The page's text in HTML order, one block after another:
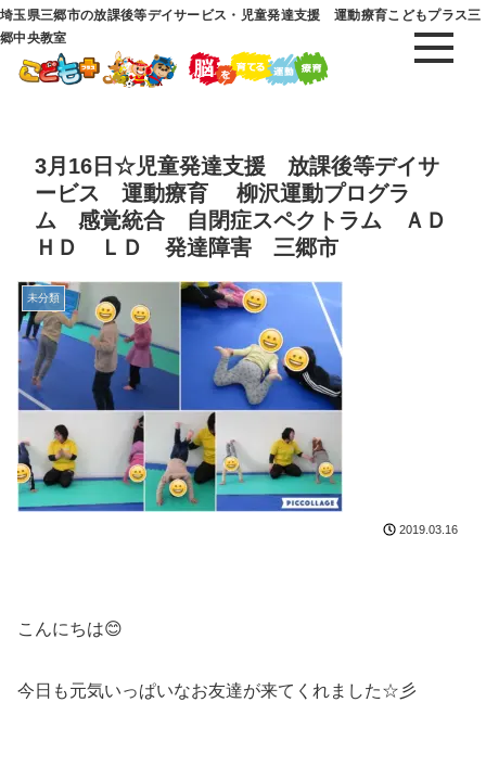
埼玉県三郷市の放課後等デイサービス・児童発達支援 運動療育こどもプラス三
郷中央教室
3月16日☆児童発達支援 放課後等デイサ
ービス 運動療育 柳沢運動プログラ
ム 感覚統合 自閉症スペクトラム ＡＤ
ＨＤ ＬＤ 発達障害 三郷市
未分類
2019.03.16
こんにちは😊
今日も元気いっぱいなお友達が来てくれました☆彡